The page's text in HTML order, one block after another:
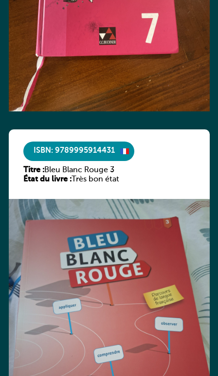
ISBN: 9789995914431
Titre :Bleu Blanc Rouge 3
État du livre :Très bon état